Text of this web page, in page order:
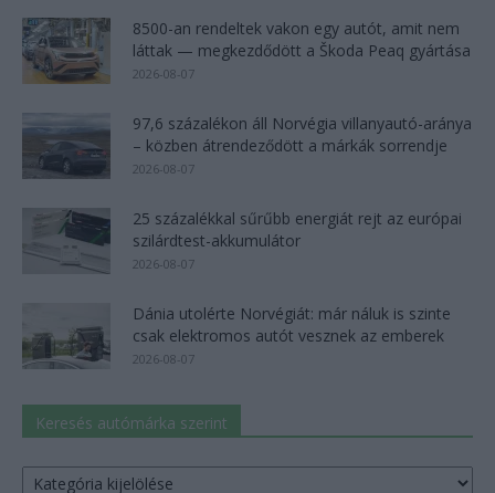
8500-an rendeltek vakon egy autót, amit nem
láttak — megkezdődött a Škoda Peaq gyártása
2026-08-07
97,6 százalékon áll Norvégia villanyautó-aránya
– közben átrendeződött a márkák sorrendje
2026-08-07
25 százalékkal sűrűbb energiát rejt az európai
szilárdtest-akkumulátor
2026-08-07
Dánia utolérte Norvégiát: már náluk is szinte
csak elektromos autót vesznek az emberek
2026-08-07
Keresés autómárka szerint
Keresés
autómárka